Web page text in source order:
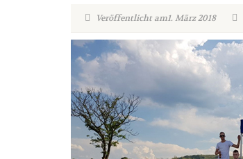
Veröffentlicht am1. März 2018